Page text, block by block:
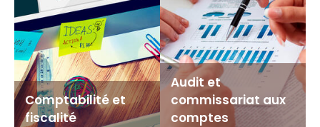
Formation
Nos honoraires
Comptabilité et
fiscalité
Audit et
commissariat aux
comptes